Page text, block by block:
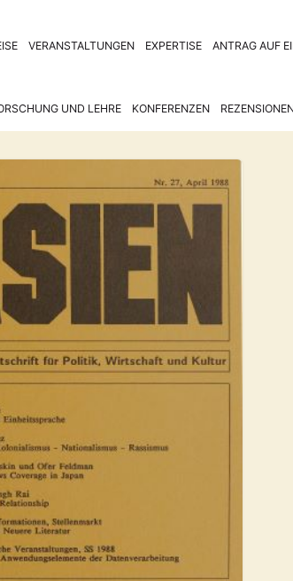
VERANSTALTUNGEN EXPERTISE
ANTRAG AUF
UND LEHRE KONFERENZEN